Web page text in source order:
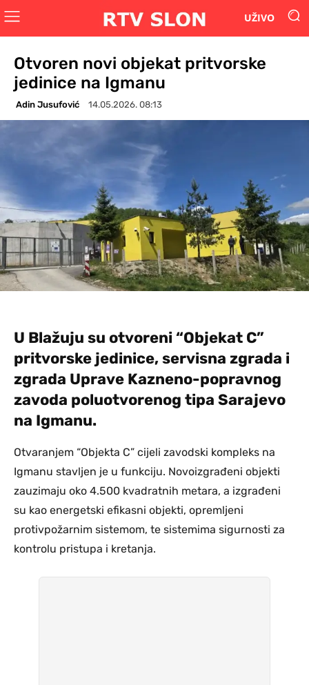
UŽIVO
Otvoren novi objekat pritvorske
jedinice na Igmanu
Adin Jusufović 14.05.2026. 08:13
U Blažuju su otvoreni “Objekat C”
pritvorske jedinice, servisna zgrada i
zgrada Uprave Kazneno-popravnog
zavoda poluotvorenog tipa Sarajevo
na Igmanu.
Otvaranjem “Objekta C” cijeli zavodski kompleks na
Igmanu stavljen je u funkciju. Novoizgrađeni objekti
zauzimaju oko 4.500 kvadratnih metara, a izgrađeni
su kao energetski efikasni objekti, opremljeni
protivpožarnim sistemom, te sistemima sigurnosti za
kontrolu pristupa i kretanja.